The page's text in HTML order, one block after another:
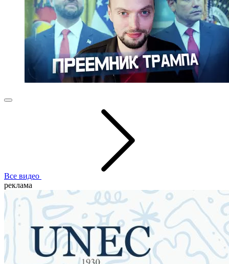
Все видео
реклама